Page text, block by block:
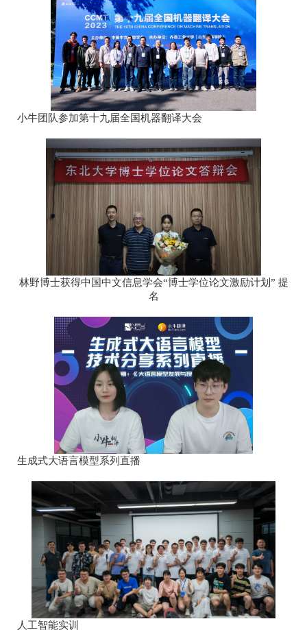
小牛团队参加第十九届全国机器翻译大会
林野博士获得中国中文信息学会“博士学位论文激励计划” 提
名
生成式大语言模型系列直播
人工智能实训